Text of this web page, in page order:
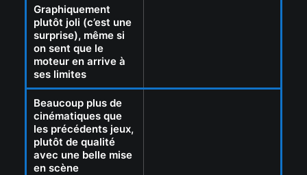
Graphiquement
plutôt joli (c’est une
surprise), même si
on sent que le
moteur en arrive à
ses limites
Beaucoup plus de
cinématiques que
les précédents jeux,
plutôt de qualité
avec une belle mise
en scène